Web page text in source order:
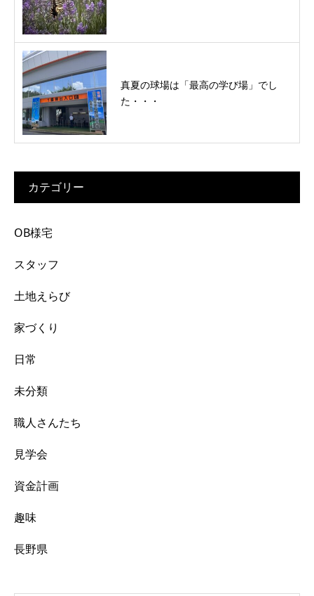
真夏の球場は「最高の学び場」でし
た・・・
カテゴリー
OB様宅
スタッフ
土地えらび
家づくり
日常
未分類
職人さんたち
見学会
資金計画
趣味
長野県